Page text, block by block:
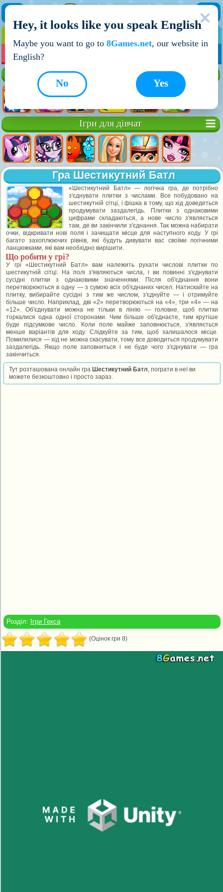
НОВІ ІГРИ
Ігри для дівчат
Гра Шестикутний Батл
«Шестикутний Батл» — логічна гра, де потрібно
з'єднувати плитки з числами. Все побудовано на
шестикутній сітці, і фішка в тому, що хід доведеться
продумувати заздалегідь. Плитки з однаковими
цифрами складаються, а нове число з'являється
там, де ви закінчили з'єднання. Так можна набирати
очки, відкривати нові поля і зачищати місце для наступного ходу. У грі
багато захоплюючих рівнів, які будуть дивувати вас своїми логічними
ланцюжками, які вам необхідно вирішити.
Що робити у грі?
У грі «Шестикутний Батл» вам належить рухати числові плитки по
шестикутній сітці. На полі з'являються числа, і ви повинні з'єднувати
сусідні плитки з однаковими значеннями. Після об'єднання вони
перетворюються в одну — з сумою всіх об'єднаних чисел. Натискайте на
плитку, вибирайте сусідні з тим же числом, з'єднуйте — і отримуйте
більше число. Наприклад, дві «2» перетворюються на «4», три «4» — на
«12». Об'єднувати можна не тільки в лінію — головне, щоб плитки
торкалися одна одної сторонами. Чим більше об'єднаєте, тим крутіше
буде підсумкове число. Коли поле майже заповнюється, з'являється
менше варіантів для ходу. Слідкуйте за тим, щоб залишалося місце.
Помилилися — хід не можна скасувати, тому все доводиться продумувати
заздалегідь. Якщо поле заповниться і не буде чого з'єднувати — гра
закінчиться.
Тут розташована онлайн гра Шестикутний Батл, пограти в неї ви
можете безкоштовно і просто зараз.
Розділ: Ігри Гекса
(Оцінок гри 8)
Hey, it looks like you speak English
Maybe you want to go to 8Games.net, our website in
English?
Yes
No